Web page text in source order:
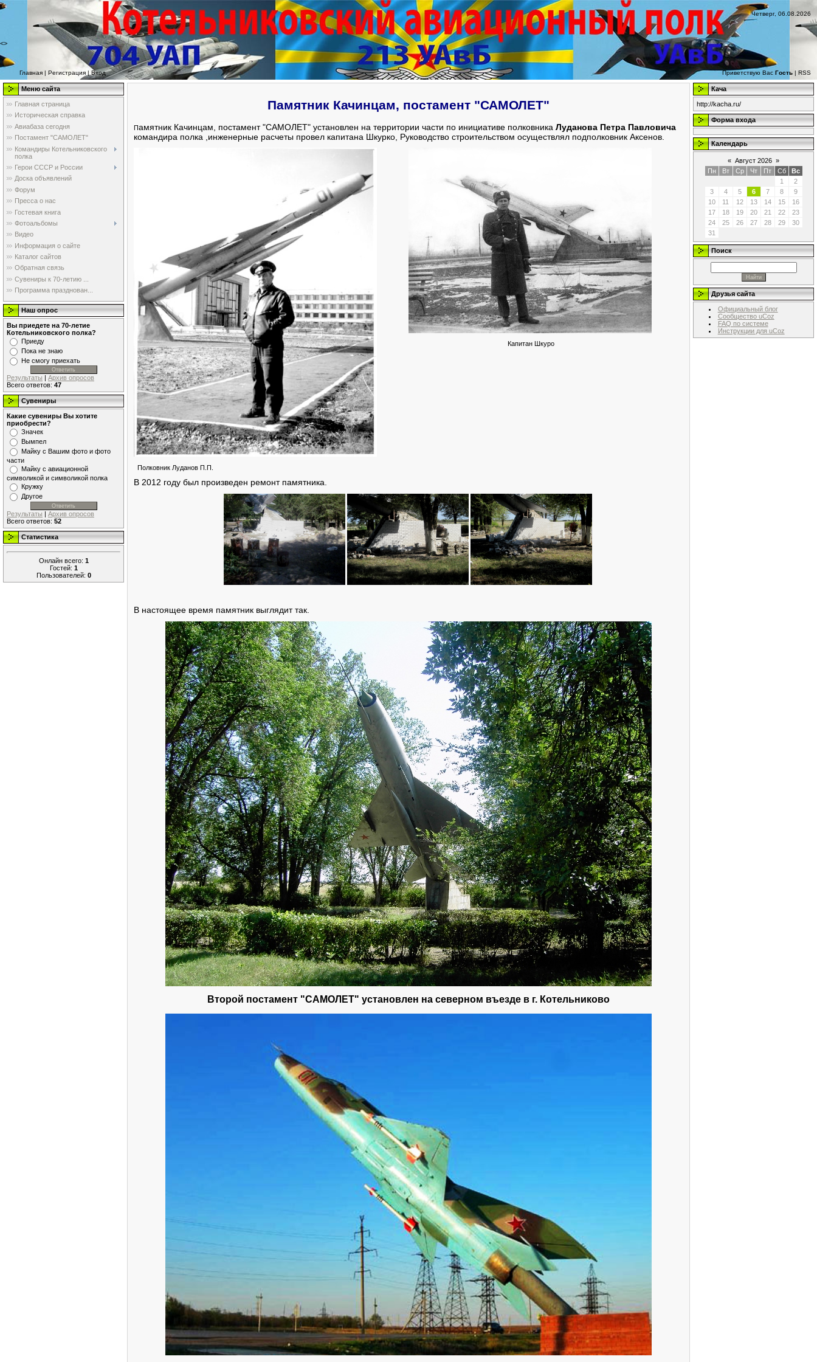
>
Четверг, 06.08.2026
<>
Главная | Регистрация | Вход Приветствую Вас Гость | RSS
Меню сайта
Главная страница
Историческая справка
Авиабаза сегодня
Постамент "САМОЛЕТ"
Командиры Котельниковского
полка
Герои СССР и России
Доска объявлений
Форум
Пресса о нас
Гостевая книга
Фотоальбомы
Видео
Информация о сайте
Каталог сайтов
Обратная связь
Сувениры к 70-летию ...
Программа празднован...
Наш опрос
Вы приедете на 70-летие
Котельниковского полка?
Приеду
Пока не знаю
Не смогу приехать
Результаты | Архив опросов
Всего ответов: 47
Сувениры
Какие сувениры Вы хотите
приобрести?
Значек
Вымпел
Майку с Вашим фото и фото
части
Майку с авиационной
символикой и символикой полка
Кружку
Другое
Результаты | Архив опросов
Всего ответов: 52
Статистика
Онлайн всего: 1
Гостей: 1
Пользователей: 0
Памятник Качинцам, постамент "САМОЛЕТ"
Памятник Качинцам, постамент "САМОЛЕТ" установлен на территории части по инициативе полковника Луданова Петра Павловича
командира полка ,инженерные расчеты провел капитана Шкурко, Руководство строительством осуществлял подполковник Аксенов.
Капитан Шкуро
Полковник Луданов П.П.
В 2012 году был произведен ремонт памятника.
В настоящее время памятник выглядит так.
Второй постамент "САМОЛЕТ" установлен на северном въезде в г. Котельниково
Кача
http://kacha.ru/
Форма входа
Календарь
« Август 2026 »
Пн
Вт Ср Чт Пт Сб
Вс
1
2
3
4 5 6 7 8
9
10
11 12 13 14 15
16
17
18 19 20 21 22
23
24
25 26 27 28 29
30
31
Поиск
Друзья сайта
Официальный блог
Сообщество uCoz
FAQ по системе
Инструкции для uCoz